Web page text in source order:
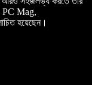
PC Mag,
হয়েছেন।